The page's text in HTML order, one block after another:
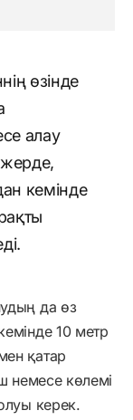
өзінде
алау
жерде,
кемінде
да өз
10 метр
қатар
немесе көлемі
керек.